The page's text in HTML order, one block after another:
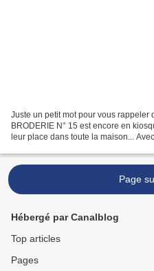
Juste un petit mot pour vous rappeler
BRODERIE N° 15 est encore en
leur place dans toute la maison...
Page
Hébergé par Canalblog
Top articles
Pages